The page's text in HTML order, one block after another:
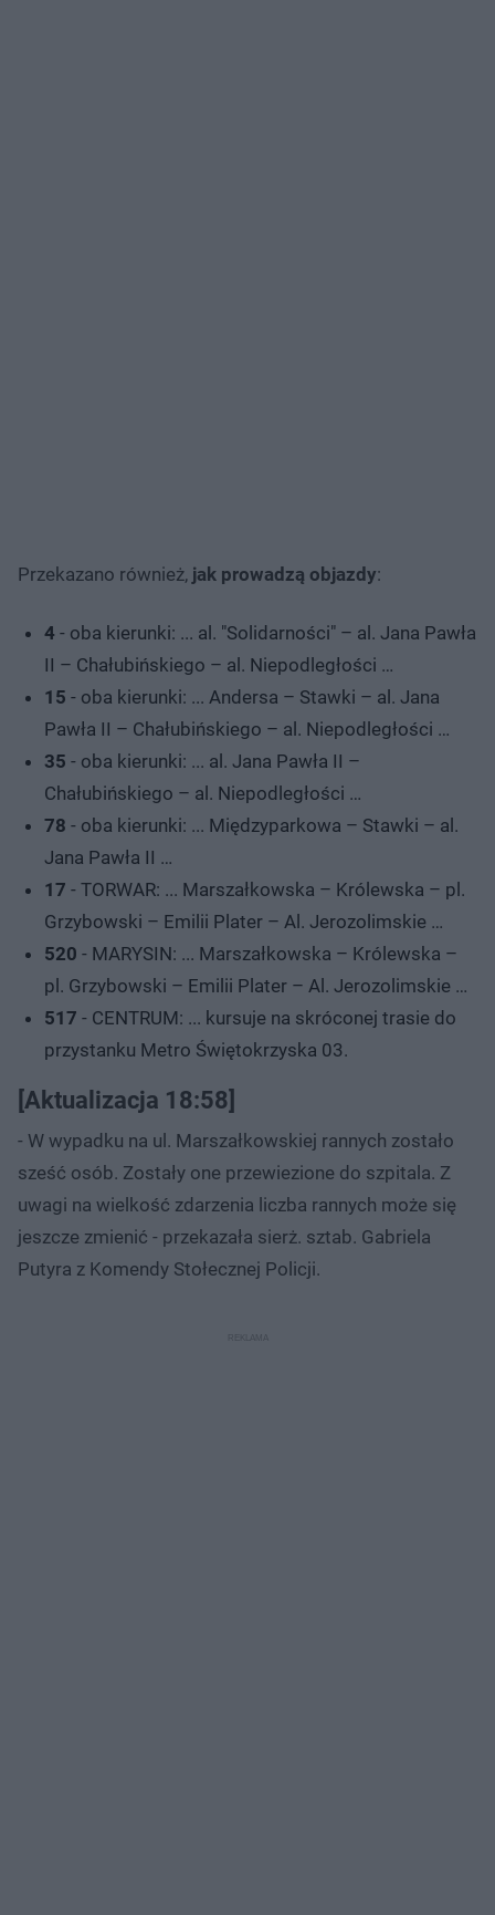
Przekazano również, jak prowadzą objazdy:
4 - oba kierunki: ... al. "Solidarności" – al. Jana Pawła
II – Chałubińskiego – al. Niepodległości …
15 - oba kierunki: ... Andersa – Stawki – al. Jana
Pawła II – Chałubińskiego – al. Niepodległości …
35 - oba kierunki: ... al. Jana Pawła II –
Chałubińskiego – al. Niepodległości …
78 - oba kierunki: ... Międzyparkowa – Stawki – al.
Jana Pawła II …
17 - TORWAR: ... Marszałkowska – Królewska – pl.
Grzybowski – Emilii Plater – Al. Jerozolimskie …
520 - MARYSIN: ... Marszałkowska – Królewska –
pl. Grzybowski – Emilii Plater – Al. Jerozolimskie …
517 - CENTRUM: ... kursuje na skróconej trasie do
przystanku Metro Świętokrzyska 03.
[Aktualizacja 18:58]
- W wypadku na ul. Marszałkowskiej rannych zostało
sześć osób. Zostały one przewiezione do szpitala. Z
uwagi na wielkość zdarzenia liczba rannych może się
jeszcze zmienić - przekazała sierż. sztab. Gabriela
Putyra z Komendy Stołecznej Policji.